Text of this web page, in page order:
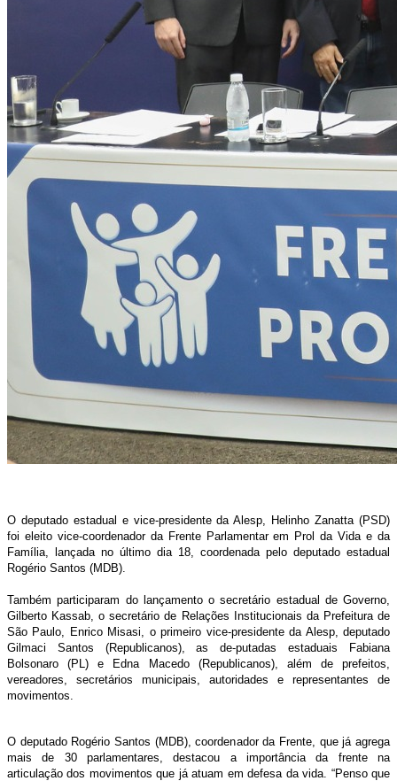
O deputado estadual e vice-presidente da Alesp, Helinho Zanatta (PSD)
foi eleito vice-coordenador da Frente Parlamentar em Prol da Vida e da
Família, lançada no último dia 18, coordenada pelo deputado estadual
Rogério Santos (MDB).
Também participaram do lançamento o secretário estadual de Governo,
Gilberto Kassab, o secretário de Relações Institucionais da Prefeitura de
São Paulo, Enrico Misasi, o primeiro vice-presidente da Alesp, deputado
Gilmaci Santos (Republicanos), as de-putadas estaduais Fabiana
Bolsonaro (PL) e Edna Macedo (Republicanos), além de prefeitos,
vereadores, secretários municipais, autoridades e representantes de
movimentos.
O deputado Rogério Santos (MDB), coordenador da Frente, que já agrega
mais de 30 parlamentares, destacou a importância da frente na
articulação dos movimentos que já atuam em defesa da vida. “Penso que